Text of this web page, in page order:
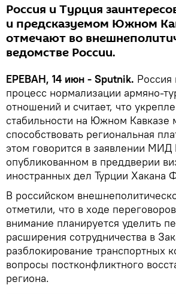
Россия и Турция
и предсказуемом Южном
отмечают во
ведомстве России.
ЕРЕВАН, 14 июн - Sputnik. Россия
процесс нормализации армяно-
отношений и считает, что
стабильности на Южном Кавказе
способствовать региональная
этом говорится в заявлении
опубликованном в преддверии
иностранных дел Турции Хакана
В российском
отметили, что в ходе
внимание планируется уделить
расширения сотрудничества в
разблокирование транспортных
вопросы постконфликтного
региона.